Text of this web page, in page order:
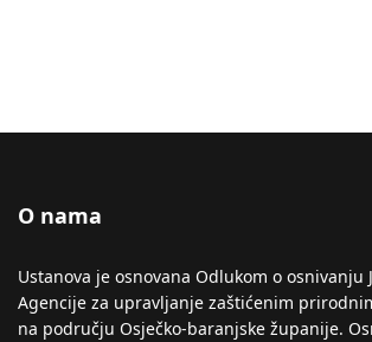
O nama
Ustanova je osnovana Odlukom o osnivanju
Agencije za upravljanje zaštićenim
na području Osječko-baranjske županije.